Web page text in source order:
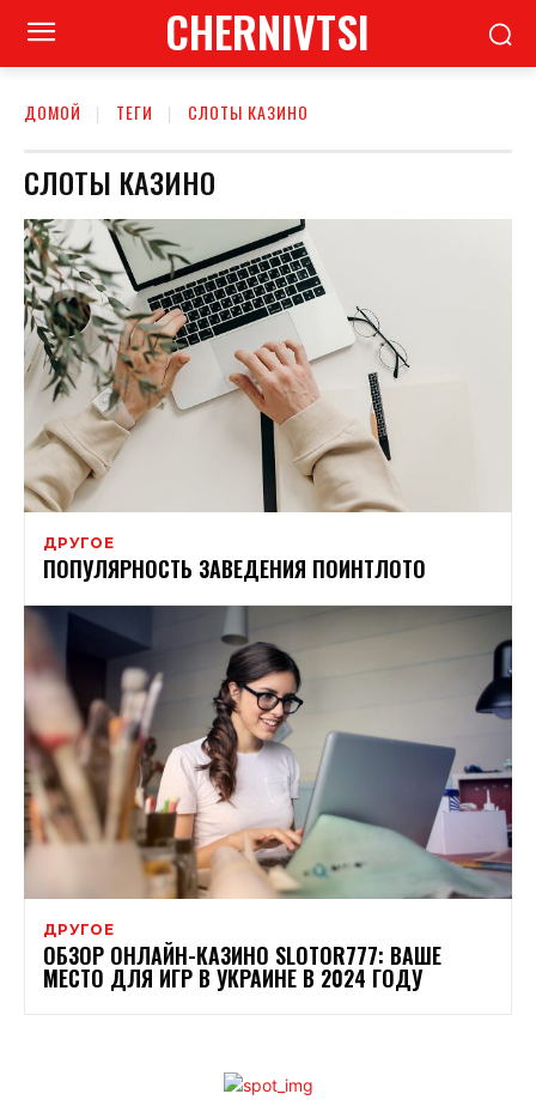
CHERNIVTSI
ДОМОЙ ТЕГИ СЛОТЫ КАЗИНО
СЛОТЫ КАЗИНО
ДРУГОЕ
ПОПУЛЯРНОСТЬ ЗАВЕДЕНИЯ ПОИНТЛОТО
ДРУГОЕ
ОБЗОР ОНЛАЙН-КАЗИНО SLOTOR777: ВАШЕ
МЕСТО ДЛЯ ИГР В УКРАИНЕ В 2024 ГОДУ